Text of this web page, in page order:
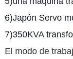
6)Japón Servo
7)350KVA
El modo de